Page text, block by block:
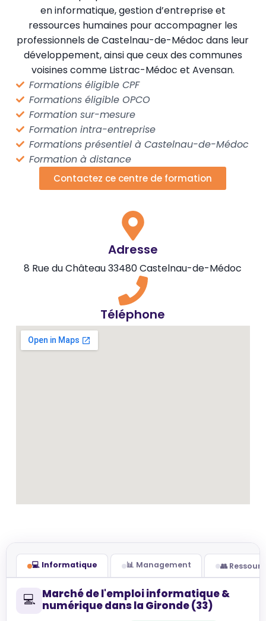
en informatique, gestion d’entreprise et
ressources humaines pour accompagner les
professionnels de Castelnau-de-Médoc dans leur
développement, ainsi que ceux des communes
voisines comme Listrac-Médoc et Avensan.
Formations éligible CPF
Formations éligible OPCO
Formation sur-mesure
Formation intra-entreprise
Formations présentiel à Castelnau-de-Médoc
Formation à distance
Contactez ce centre de formation
Adresse
8 Rue du Château 33480 Castelnau-de-Médoc
Téléphone
💻 Informatique 📊 Management 👥
💻 Marché de l'emploi informatique &
numérique dans la Gironde (33)